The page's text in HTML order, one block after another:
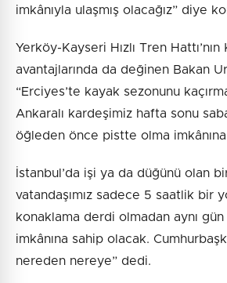
imkânıyla ulaşmış olacağız” diye
Yerköy-Kayseri Hızlı Tren
avantajlarında da değinen Bakan
“Erciyes’te kayak sezonunu
Ankaralı kardeşimiz hafta sonu
öğleden önce pistte olma
İstanbul’da işi ya da düğünü olan
vatandaşımız sadece 5 saatlik bir
konaklama derdi olmadan aynı
imkânına sahip olacak.
nereden nereye” dedi.